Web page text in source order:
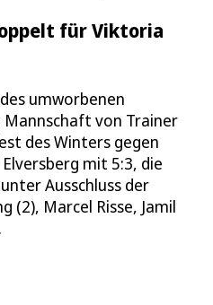
für Viktoria
umworbenen
von Trainer
des Winters gegen
mit 5:3, die
Ausschluss der
(2), Marcel Risse, Jamil